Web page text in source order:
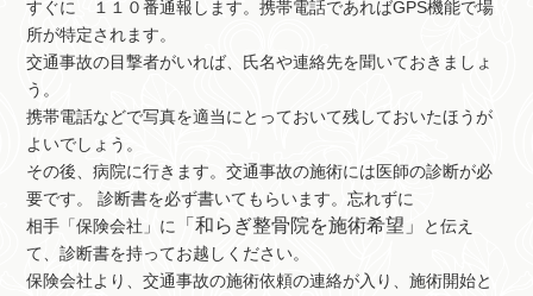
すぐに １１０番通報します。携帯電話であればGPS機能で場
所が特定されます。
交通事故の目撃者がいれば、氏名や連絡先を聞いておきましょ
う。
携帯電話などで写真を適当にとっておいて残しておいたほうが
よいでしょう。
その後、病院に行きます。交通事故の施術には医師の診断が必
要です。 診断書を必ず書いてもらいます。忘れずに
相手「保険会社」に
「和らぎ整骨院を施術希望」
と伝え
て、診断書を持ってお越しください。
保険会社より、交通事故の施術依頼の連絡が入り、施術開始と